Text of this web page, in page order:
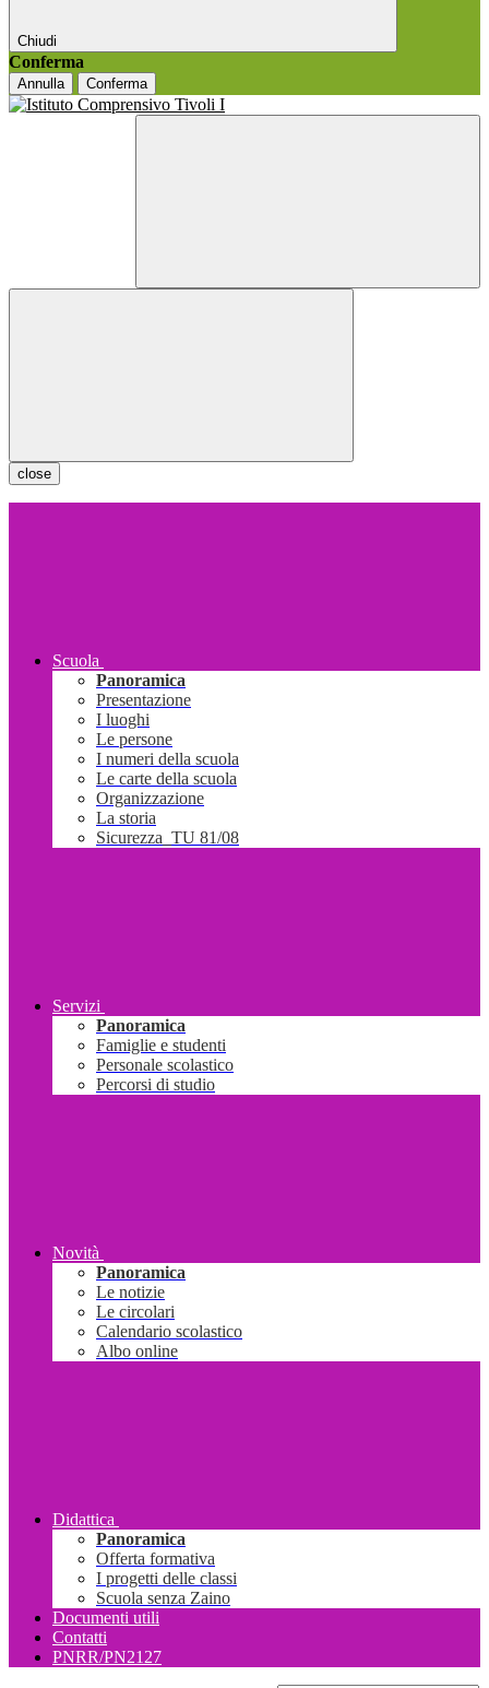
Chiudi
Conferma
Annulla Conferma
close
Scuola
Panoramica
Presentazione
I luoghi
Le persone
I numeri della scuola
Le carte della scuola
Organizzazione
La storia
Sicurezza_TU 81/08
Servizi
Panoramica
Famiglie e studenti
Personale scolastico
Percorsi di studio
Novità
Panoramica
Le notizie
Le circolari
Calendario scolastico
Albo online
Didattica
Panoramica
Offerta formativa
I progetti delle classi
Scuola senza Zaino
Documenti utili
Contatti
PNRR/PN2127